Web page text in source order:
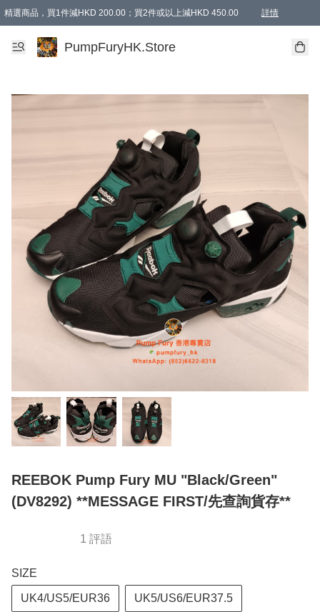
精選商品，買1件減HKD 200.00；買2件或以上減HKD 450.00 詳情
AAPE商品,會員專享9折或以上（按會員等級）AAPE products, members can
精選商品，任選買2件或以上減HKD 100.00
購物滿 HKD 800.00即享免運費優惠！（適用於 特定的送貨方式 )
PumpFuryHK.Store
REEBOK Pump Fury MU "Black/Green"
(DV8292) **MESSAGE FIRST/先查詢貨存**
1 評語
SIZE
UK4/US5/EUR36 UK5/US6/EUR37.5